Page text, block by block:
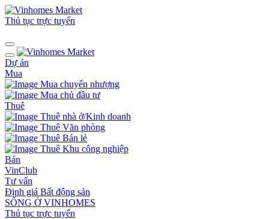
Thủ tục trực tuyến
Dự án
Mua
Mua chuyển nhượng
Mua chủ đầu tư
Thuê
Thuê nhà ở/Kinh doanh
Thuê Văn phòng
Thuê Bán lẻ
Thuê Khu công nghiệp
Bán
VinClub
Tư vấn
Định giá Bất động sản
SỐNG Ở VINHOMES
Thủ tục trực tuyến